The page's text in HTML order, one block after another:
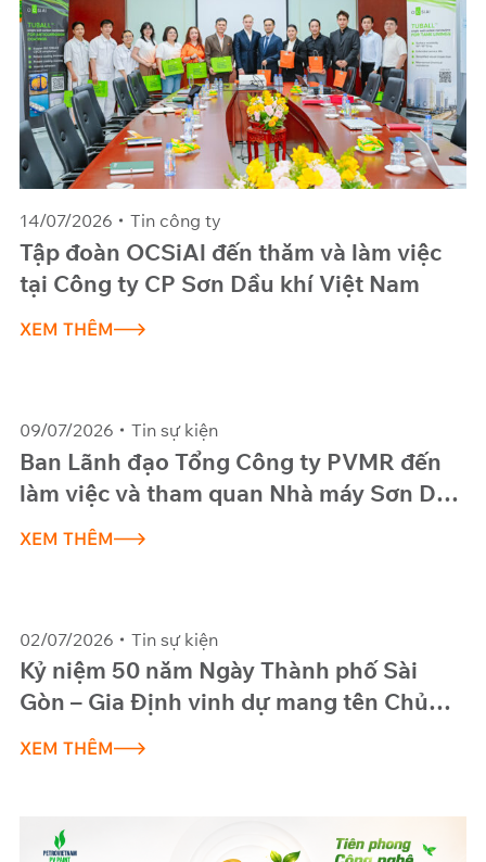
14/07/2026 Tin công ty
Tập đoàn OCSiAl đến thăm và làm việc
tại Công ty CP Sơn Dầu khí Việt Nam
XEM THÊM
09/07/2026 Tin sự kiện
Ban Lãnh đạo Tổng Công ty PVMR đến
làm việc và tham quan Nhà máy Sơn Dầu
khí Việt Nam (PV PAINT)
XEM THÊM
02/07/2026 Tin sự kiện
Kỷ niệm 50 năm Ngày Thành phố Sài
Gòn – Gia Định vinh dự mang tên Chủ
tịch Hồ Chí Minh (02/7/1976 –
XEM THÊM